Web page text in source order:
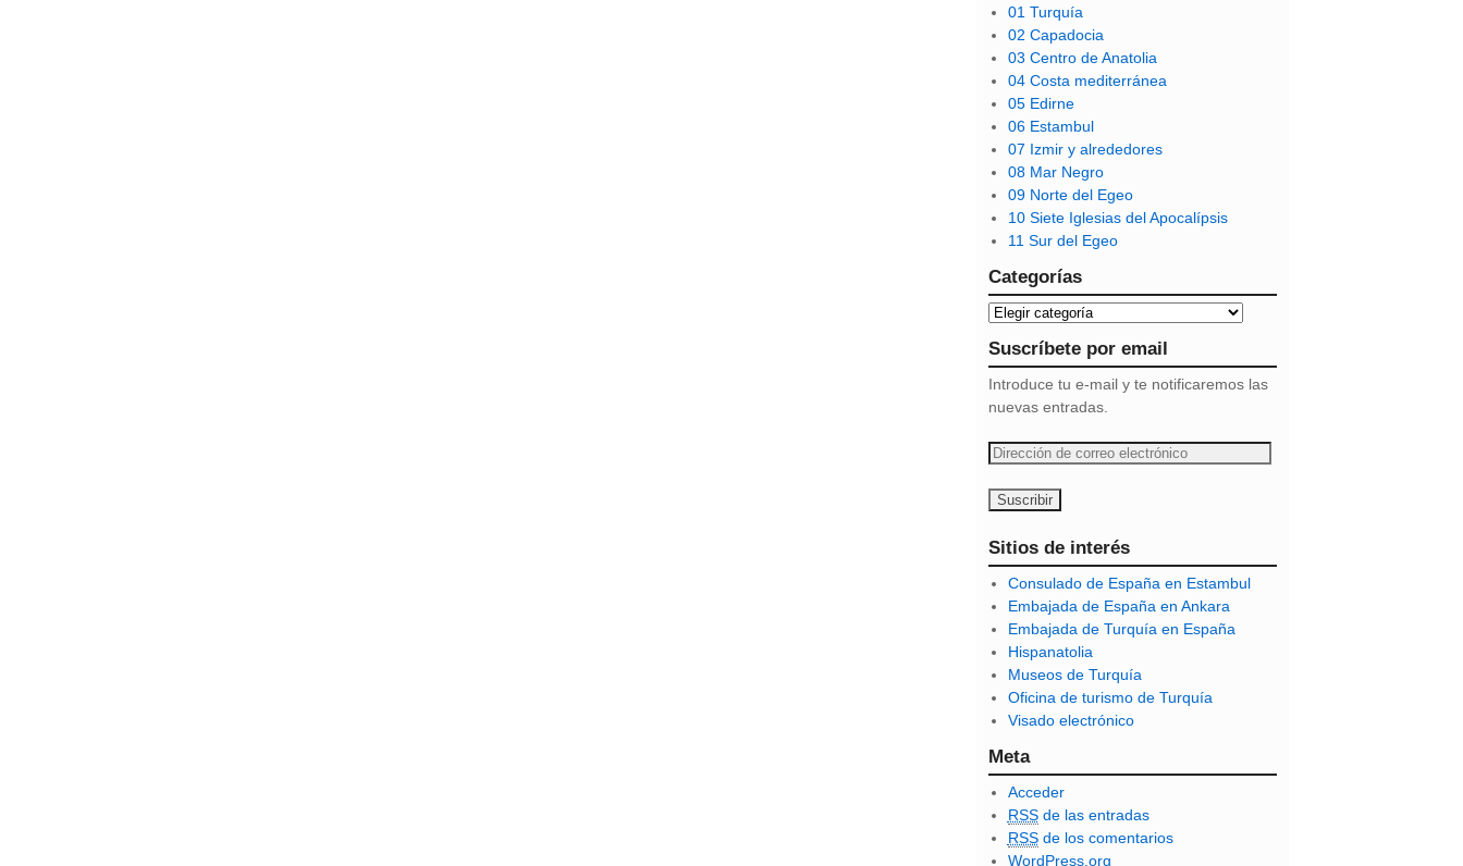
01 Turquía
02 Capadocia
03 Centro de Anatolia
04 Costa mediterránea
05 Edirne
06 Estambul
07 Izmir y alrededores
08 Mar Negro
09 Norte del Egeo
10 Siete Iglesias del Apocalípsis
11 Sur del Egeo
Categorías
Suscríbete por email
Introduce tu e-mail y te notificaremos las
nuevas entradas.
D
c
c
i
ó
n
d
e
c
o
r
r
e
o
e
Sitios de interés
Consulado de España en Estambul
Embajada de España en Ankara
Embajada de Turquía en España
Hispanatolia
Museos de Turquía
Oficina de turismo de Turquía
Visado electrónico
Meta
Acceder
RSSde las entradas
RSSde los comentarios
WordPress.org